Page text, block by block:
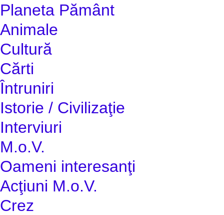
Planeta Pământ
Animale
Cultură
Cărti
Întruniri
Istorie / Civilizaţie
Interviuri
M.o.V.
Oameni interesanţi
Acţiuni M.o.V.
Crez